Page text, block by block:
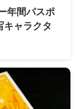
年間パスポ
キャラクタ